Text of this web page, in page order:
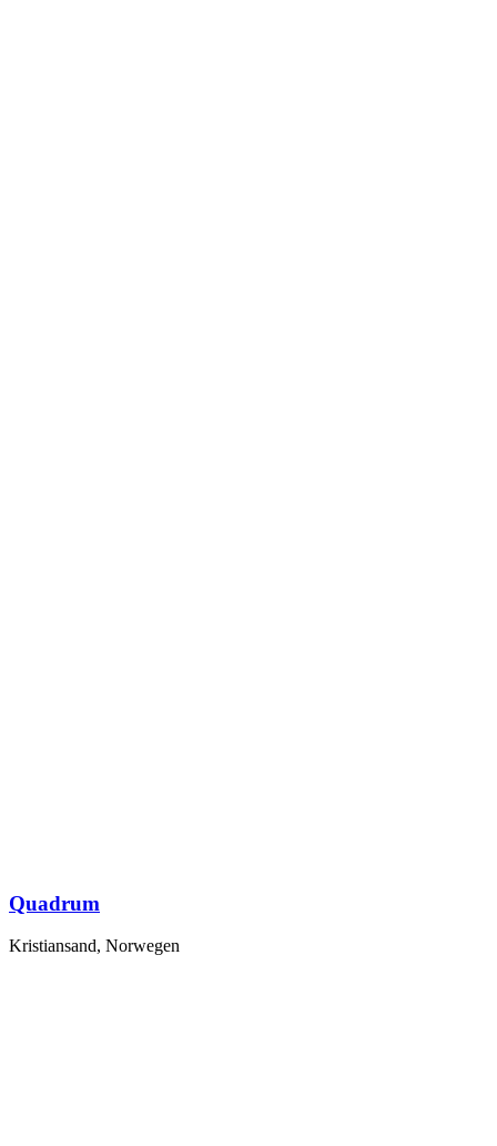
Quadrum
Kristiansand, Norwegen